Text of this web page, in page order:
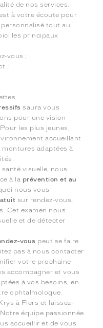
de nos services.
à votre écoute pour
tout au
les principaux
vous ;
;
saura vous
pour une vision
les plus jeunes,
accueillant
adaptées à
visuelle, nous
à la prévention et au
nous vous
sur rendez-vous,
Cet examen nous
et de détecter
vous peut se faire
pas à nous contacter
votre prochaine
accompagner et vous
à vos besoins, en
ophtalmologue.
à Flers et laissez-
équipe passionnée
accueillir et de vous